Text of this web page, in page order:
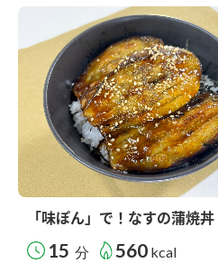
「味ぽん」で！なすの蒲焼丼
15 分 560 kcal